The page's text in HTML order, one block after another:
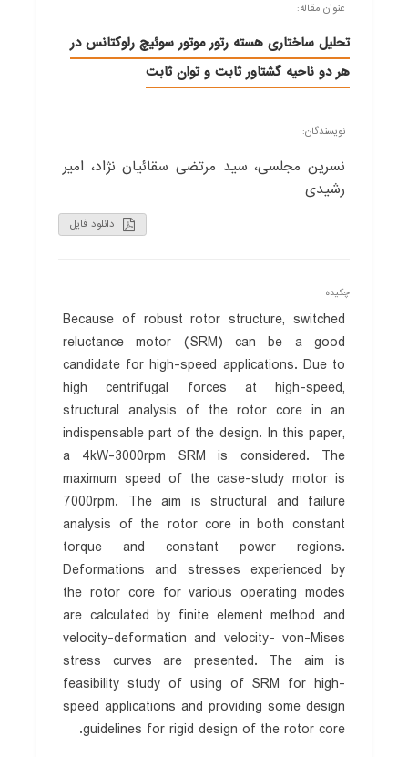
عنوان مقاله:
تحلیل ساختاری هسته رتور موتور سوئیچ رلوکتانس در
هر دو ناحیه گشتاور ثابت و توان ثابت
نویسندگان:
نسرین مجلسی، سید مرتضی سقائیان نژاد، امیر
رشیدی
دانلود فایل
چکیده
Because of robust rotor structure, switched
reluctance motor (SRM) can be a good
candidate for high-speed applications. Due to
high centrifugal forces at high-speed,
structural analysis of the rotor core in an
indispensable part of the design. In this paper,
a 4kW-3000rpm SRM is considered. The
maximum speed of the case-study motor is
7000rpm. The aim is structural and failure
analysis of the rotor core in both constant
torque and constant power regions.
Deformations and stresses experienced by
the rotor core for various operating modes
are calculated by finite element method and
velocity-deformation and velocity- von-Mises
stress curves are presented. The aim is
feasibility study of using of SRM for high-
speed applications and providing some design
guidelines for rigid design of the rotor core.